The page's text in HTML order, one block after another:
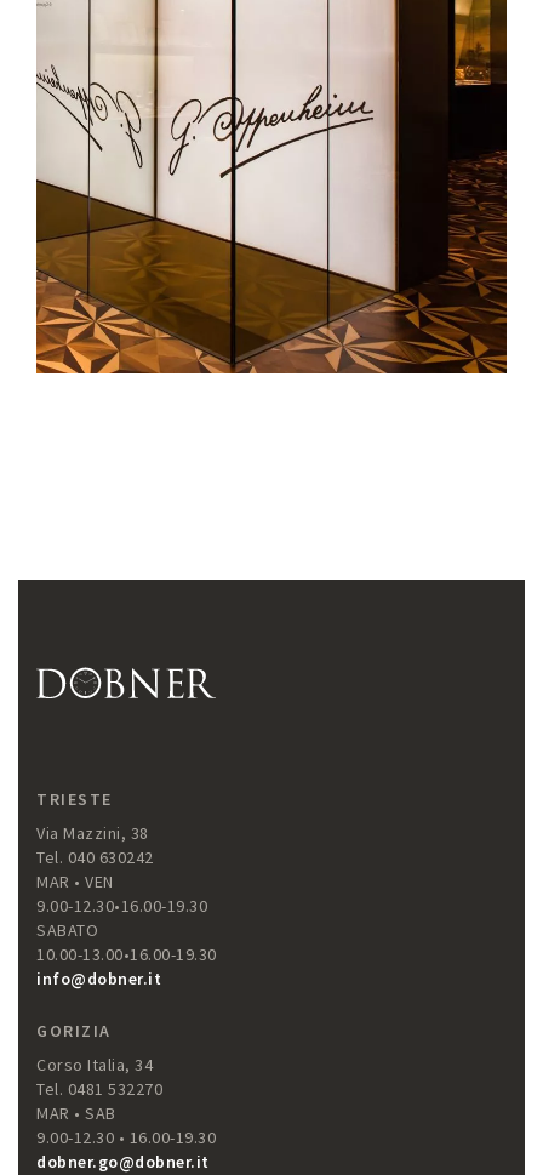
TRIESTE
Via Mazzini, 38
Tel. 040 630242
MAR • VEN
9.00-12.30•16.00-19.30
SABATO
10.00-13.00•16.00-19.30
info@dobner.it
GORIZIA
Corso Italia, 34
Tel. 0481 532270
MAR • SAB
9.00-12.30 • 16.00-19.30
dobner.go@dobner.it